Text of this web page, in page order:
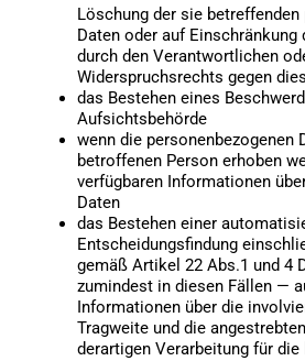
Löschung der sie
Daten oder auf Einschränkung
durch den Verantwortlichen
Widerspruchsrechts gegen
das Bestehen eines
Aufsichtsbehörde
wenn die personenbezogenen
betroffenen Person erhoben
verfügbaren Informationen
Daten
das Bestehen einer
Entscheidungsfindung
gemäß Artikel 22 Abs.1 und 4
zumindest in diesen Fällen —
Informationen über die
Tragweite und die
derartigen Verarbeitung für